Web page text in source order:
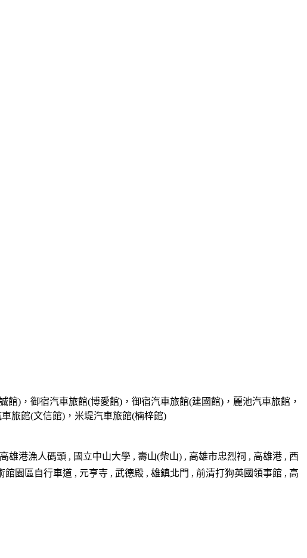
)，御宿汽車旅館(博愛館)，御宿汽車旅館(建國館)，麗池汽車旅館，
旅館(文信館)，米堤汽車旅館(楠梓館)
雄港漁人碼頭 , 國立中山大學 , 壽山(柴山) , 高雄市忠烈祠 , 高雄港 , 西
園區自行車道 , 元亨寺 , 武德殿 , 雄鎮北門 , 前清打狗英國領事館 , 高